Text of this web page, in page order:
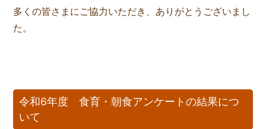
多くの皆さまにご協力いただき、ありがとうございまし
た。
令和6年度 食育・朝食アンケートの結果につ
いて